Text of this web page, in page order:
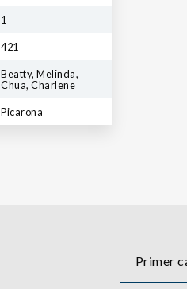
1
421
Beatty, Melinda,
Chua, Charlene
Picarona
Primer